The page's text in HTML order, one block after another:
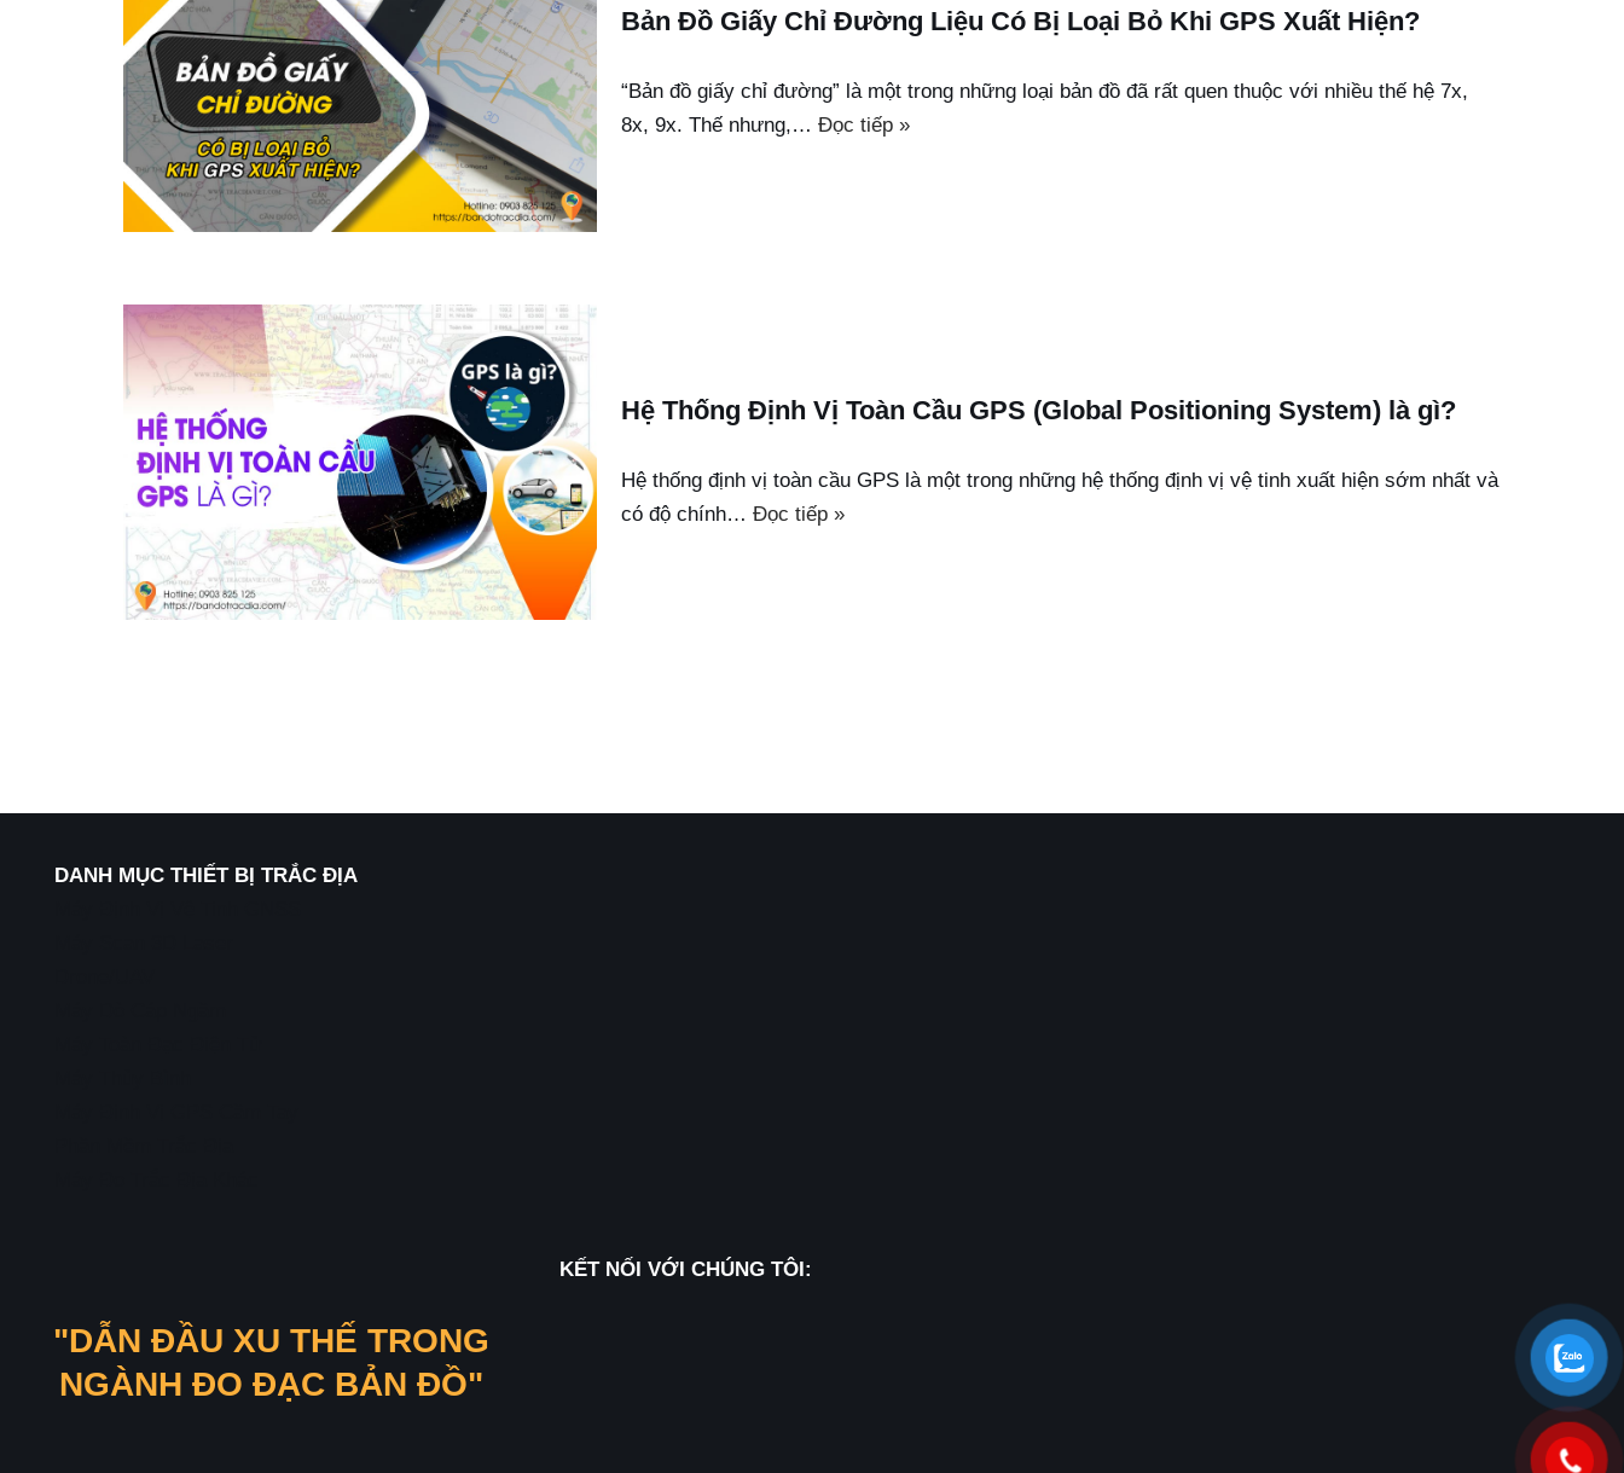
Bản Đồ Giấy Chỉ Đường Liệu Có Bị Loại Bỏ Khi GPS Xuất Hiện?
“Bản đồ giấy chỉ đường” là một trong những loại bản đồ đã rất quen thuộc với nhiều thế hệ 7x,
8x, 9x. Thế nhưng,… Đọc tiếp »
Hệ Thống Định Vị Toàn Cầu GPS (Global Positioning System) là gì?
Hệ thống định vị toàn cầu GPS là một trong những hệ thống định vị vệ tinh xuất hiện sớm nhất và
có độ chính… Đọc tiếp »
DANH MỤC THIẾT BỊ TRẮC ĐỊA
"DẪN ĐẦU XU THẾ TRONG
NGÀNH ĐO ĐẠC BẢN ĐỒ"
KẾT NỐI VỚI CHÚNG TÔI: